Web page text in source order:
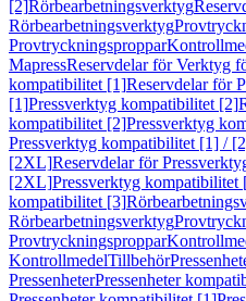
[2]Rörbearbetningsverktyg
Rörbearbetningsverktyg
Provtryckningsproppar
MapressReservdelar för Verktyg
kompatibilitet [1]Reservdelar för
[1]Pressverktyg kompatibilitet [2]
kompatibilitet [2]Pressverktyg
Pressverktyg kompatibilitet [1] /
[2XL]Reservdelar för
[2XL]Pressverktyg kompatibilitet
kompatibilitet [3]
Rörbearbetningsverktyg
Provtryckningsproppar
KontrollmedelTillbehör
PressenheterPressenheter